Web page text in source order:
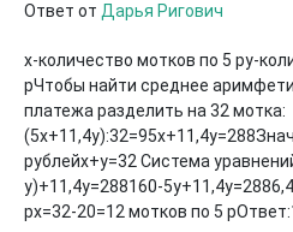
Ответ от Дарья Ригович
х-количество мотков по 5 ру-
рЧтобы найти среднее
платежа разделить на 32 мотка:
рублейх+у=32 Система
у)+11,4у=288160-
рх=32-20=12 мотков по 5